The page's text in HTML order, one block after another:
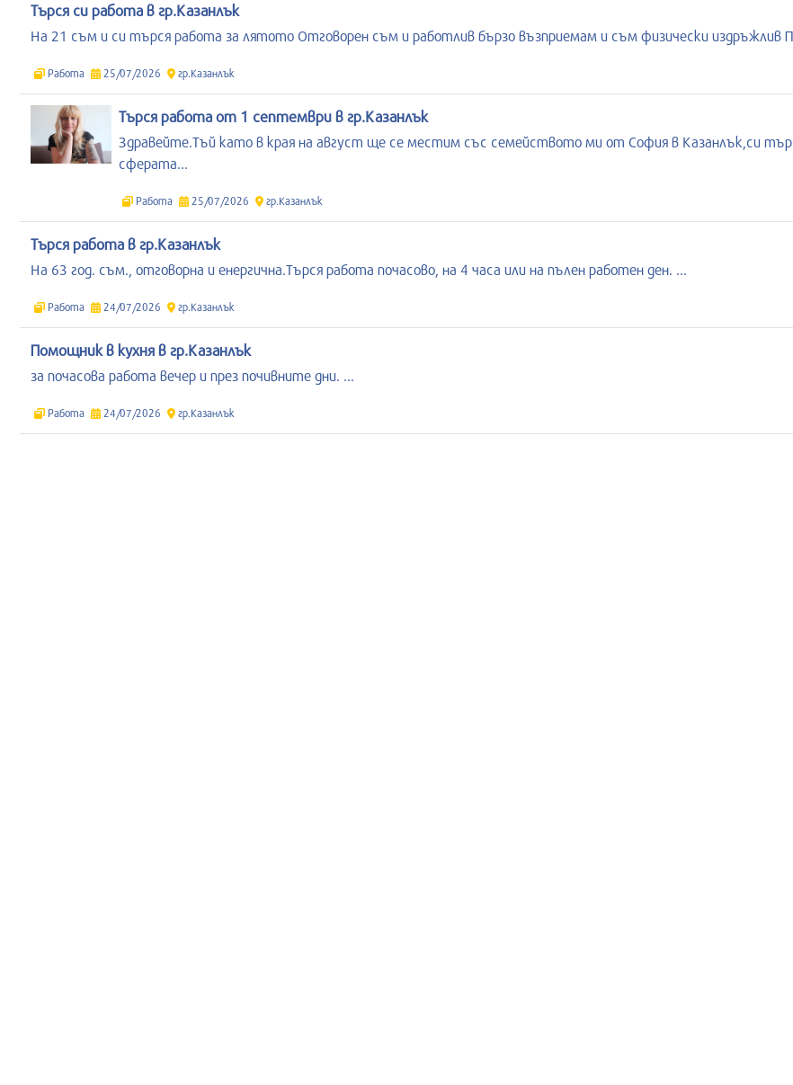
Търся си работа в гр.Казанлък
На 21 съм и си търся работа за лятото Отговорен съм и работлив бързо възприемам и съм физически издръжлив
Работа 25/07/2026 гр.Казанлък
Търся работа от 1 септември в гр.Казанлък
Здравейте.Тъй като в края на август ще се местим със семейството ми от София в Казанлък,си
сферата...
Работа 25/07/2026 гр.Казанлък
Търся работа в гр.Казанлък
На 63 год. съм., отговорна и енергична.Търся работа почасово, на 4 часа или на пълен работен ден. ...
Работа 24/07/2026 гр.Казанлък
Помощник в кухня в гр.Казанлък
за почасова работа вечер и през почивните дни. ...
Работа 24/07/2026 гр.Казанлък